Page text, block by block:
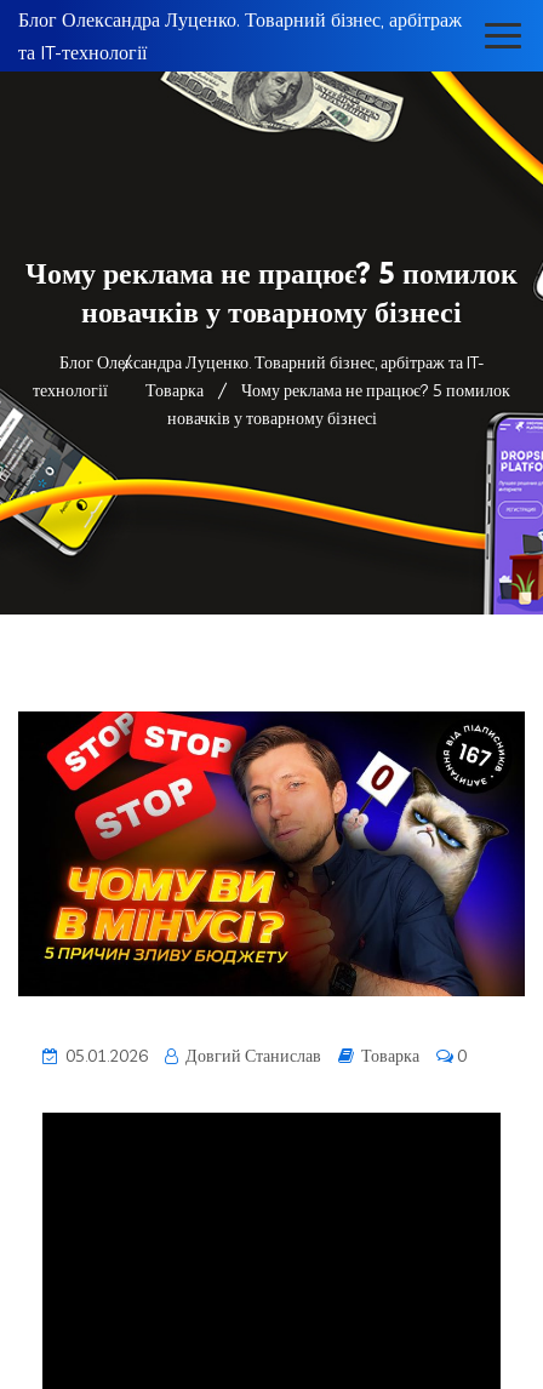
Блог Олександра Луценко. Товарний бізнес, арбітраж
та IT-технології
Чому реклама не працює? 5 помилок
новачків у товарному бізнесі
Блог Олександра Луценко. Товарний бізнес, арбітраж та IT-
технології
Товарка
Чому реклама не працює? 5 помилок
новачків у товарному бізнесі
05.01.2026 Довгий Станислав Товарка 0